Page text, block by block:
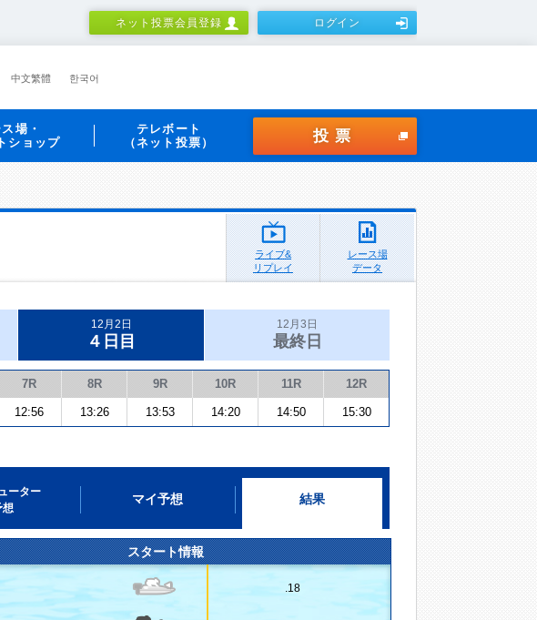
ネット投票会員登録 ログイン
中文繁體 한국어
場・
ショップ
テレボート
（ネット投票）
投票
ライブ&
リプレイ
レース場
データ
12月2日
４日目
12月3日
最終日
7R 8R 9R 10R 11R 12R
12:56 13:26 13:53 14:20 14:50 15:30
ーター
想
マイ予想 結果
スタート情報
.18